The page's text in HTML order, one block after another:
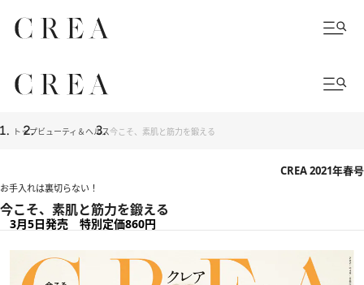
トップビューティ＆ヘルス今こそ、素肌と筋力を鍛える
CREA 2021年春号
お手入れは裏切らない！
今こそ、素肌と筋力を鍛える
3月5日発売 特別定価860円